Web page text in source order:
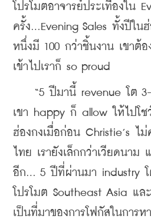
โปรโมตอาจารย์ประเทืองใน
ครั้ง...Evening Sales ทั้งปีใ
หนึ่งมี 100 กว่าชิ้นงาน เขาต้
เข้าไปเราก็ so proud
“5 ปีมานี้ revenue โต 3-
เขา happy ก็ allow ให้ไปโช
ฮ่องกงเมื่อก่อน Christie’s ไ
ไทย เรายังเล็กกว่าเวียดนาม
อีก... 5 ปีที่ผ่านมา industry โ
โปรโมต Southeast Asia แ
เป็นที่มาของการโฟกัสในการห